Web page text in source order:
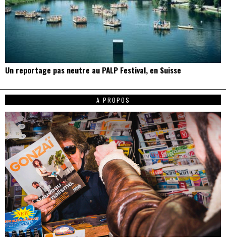
Un reportage pas neutre au PALP Festival, en Suisse
A PROPOS